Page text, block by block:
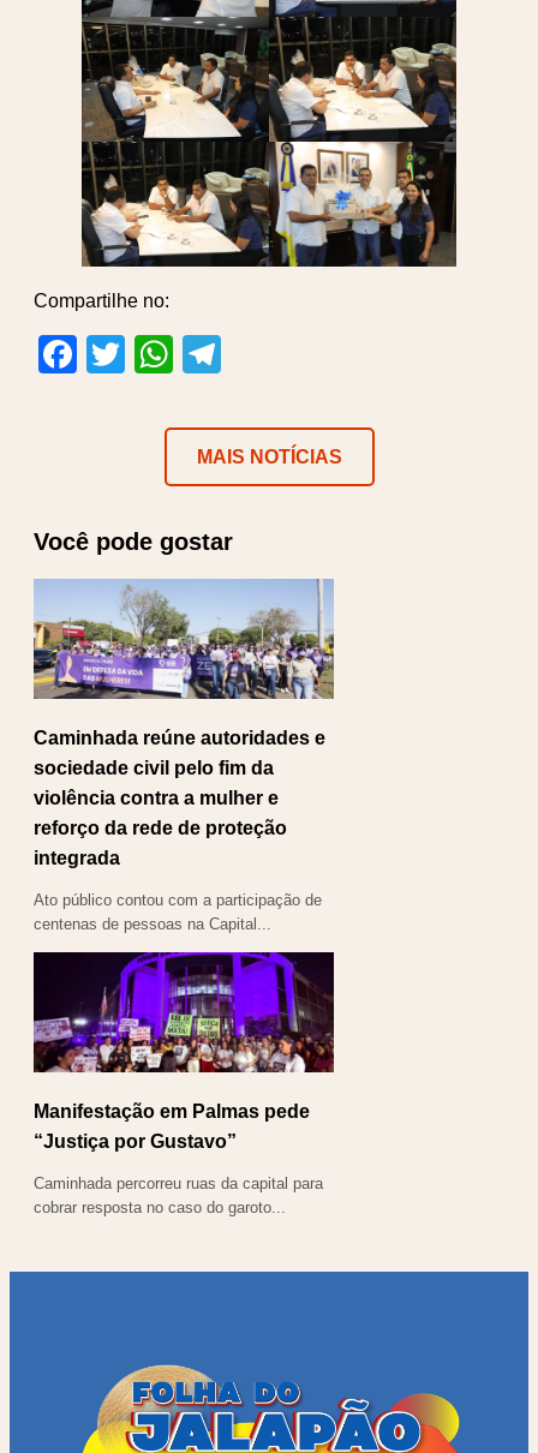
Compartilhe no:
Facebook
TwitterWhatsApp
MAIS NOTÍCIAS
Você pode gostar
Caminhada reúne autoridades e
sociedade civil pelo fim da
violência contra a mulher e
reforço da rede de proteção
integrada
Ato público contou com a participação de
centenas de pessoas na Capital...
Manifestação em Palmas pede
“Justiça por Gustavo”
Caminhada percorreu ruas da capital para
cobrar resposta no caso do garoto...